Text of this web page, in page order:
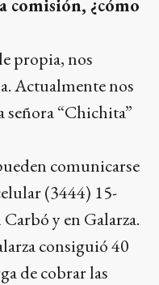
comisión, ¿cómo
propia, nos
Actualmente nos
señora “Chichita”
comunicarse
(3444) 15-
y en Galarza.
consiguió 40
de cobrar las